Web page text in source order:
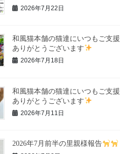
2026年7月22日
和風猫本舗の猫達にいつもご支援
ありがとうございます
2026年7月18日
和風猫本舗の猫達にいつもご支援
ありがとうございます
2026年7月11日
2026年7月前半の里親様報告